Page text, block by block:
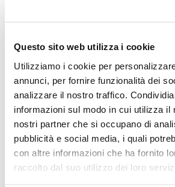
Questo sito web utilizza i cookie
Utilizziamo i cookie per
annunci, per fornire funzionalità dei
analizzare il nostro traffico.
informazioni sul modo in cui utilizza il
nostri partner che si occupano di
pubblicità e social media, i quali
con altre informazioni che ha fornito
raccolto dal suo utilizzo dei loro
TORNA ALL'ELENCO
Dissuasore acciaio inox per